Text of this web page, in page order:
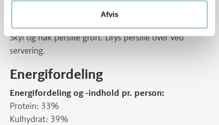
Afvis
Vend alt heri og smag til med salt og peber.
Skyl og hak persille groft. Drys persille over ved
servering.
Energifordeling
Energifordeling og -indhold pr. person:
Protein: 33%
Kulhydrat: 39%